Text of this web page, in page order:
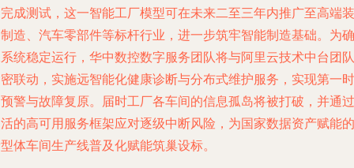
成测试，这一智能工厂模型可在未来二至三年内推广至高端装
造、汽车零部件等标杆行业，进一步筑牢智能制造基础。为确
统稳定运行，华中数控数字服务团队将与阿里云技术中台团队
联动，实施远智能化健康诊断与分布式维护服务，实现第一时
警与故障复原。届时工厂各车间的信息孤岛将被打破，并通过
的高可用服务框架应对逐级中断风险，为国家数据资产赋能的
体车间生产线普及化赋能筑巢设标。